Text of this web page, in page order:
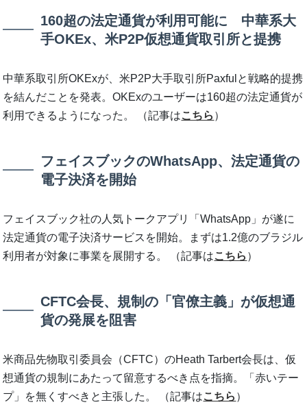
160超の法定通貨が利用可能に 中華系大
手OKEx、米P2P仮想通貨取引所と提携
中華系取引所OKExが、米P2P大手取引所Paxfulと戦略的提携
を結んだことを発表。OKExのユーザーは160超の法定通貨が
利用できるようになった。 （記事はこちら ）
フェイスブックのWhatsApp、法定通貨の
電子決済を開始
フェイスブック社の人気トークアプリ「WhatsApp」が遂に
法定通貨の電子決済サービスを開始。まずは1.2億のブラジル
利用者が対象に事業を展開する。 （記事はこちら ）
CFTC会長、規制の「官僚主義」が仮想通
貨の発展を阻害
米商品先物取引委員会（CFTC）のHeath Tarbert会長は、仮
想通貨の規制にあたって留意するべき点を指摘。「赤いテー
プ」を無くすべきと主張した。 （記事はこちら ）